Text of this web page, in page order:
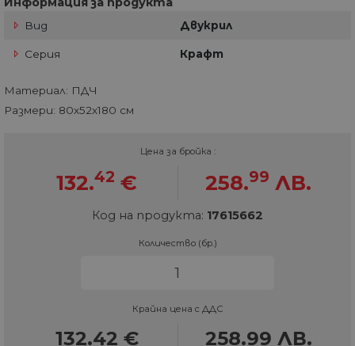
Вид Двукрил
Серия Крафт
Материал: ПДЧ
Размери: 80х52х180 см
Цена за бройка :
132.42 € 258.99 ЛВ.
Код на продукта: 17615662
Количество (бр.)
Крайна цена с ДДС
132.42 € 258.99 ЛВ.